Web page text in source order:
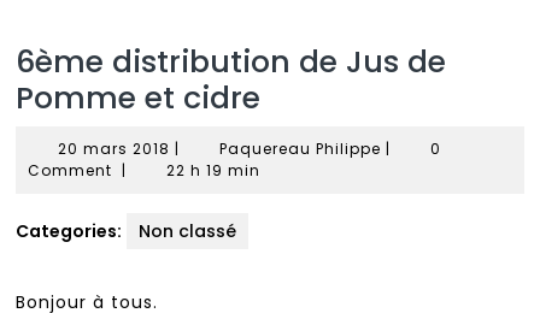
6ème distribution de Jus de
Pomme et cidre
20 mars 2018 20
mars
| Paquereau Philippe Paquereau
|
0
Comment | 22 h 19 min
Categories: Non classé
Bonjour à tous.